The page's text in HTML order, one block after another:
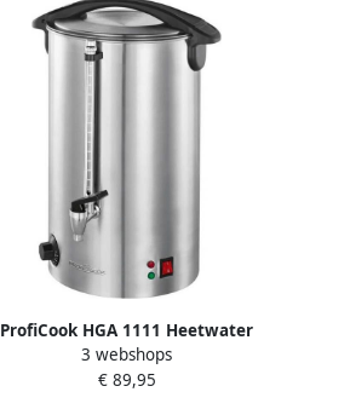
ProfiCook HGA 1111 Heetwater
koffie thee dispenser 16 liter
3 webshops
€ 89,95